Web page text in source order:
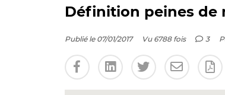
Définition peines de
Publié le 07/01/2017 Vu 6788 fois 3